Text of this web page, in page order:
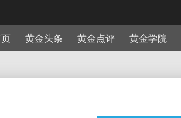
黄金头条 黄金点评 黄金学院